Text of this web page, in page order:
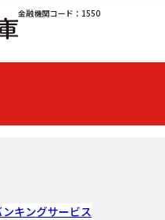
金融機関コード：1550
キングサービス